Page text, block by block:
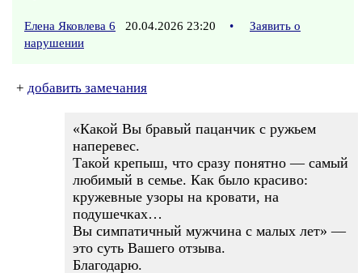
Елена Яковлева 6 20.04.2026 23:20 •
Заявить о
нарушении
+ добавить замечания
«Какой Вы бравый пацанчик с ружьем
наперевес.
Такой крепыш, что сразу понятно — самый
любимый в семье. Как было красиво:
кружевные узоры на кровати, на
подушечках…
Вы симпатичный мужчина с малых лет» —
это суть Вашего отзыва.
Благодарю.